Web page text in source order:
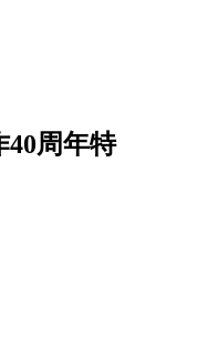
40周年特